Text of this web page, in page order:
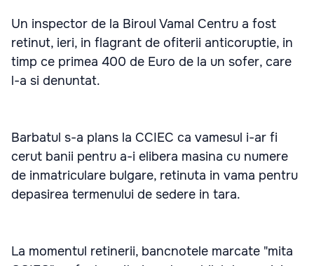
Un inspector de la Biroul Vamal Centru a fost
retinut, ieri, in flagrant de ofiterii anticoruptie, in
timp ce primea 400 de Euro de la un sofer, care
l-a si denuntat.
Barbatul s-a plans la CCIEC ca vamesul i-ar fi
cerut banii pentru a-i elibera masina cu numere
de inmatriculare bulgare, retinuta in vama pentru
depasirea termenului de sedere in tara.
La momentul retinerii, bancnotele marcate "mita